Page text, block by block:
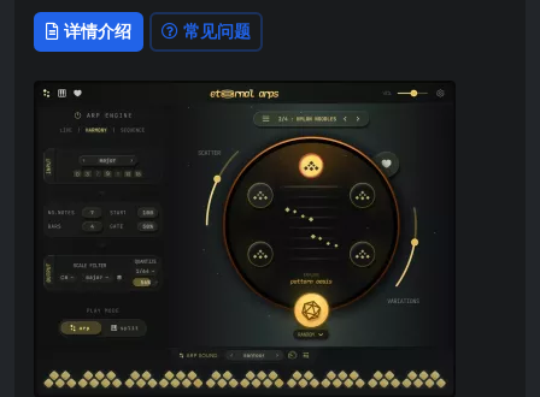
详情介绍 常见问题